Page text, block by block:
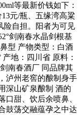
等最新价钱如下：
元/瓶、五缘湾高粱
险自担。阳者为可见
剑南春水晶剑根基
型 产物类型：白酒
地：四川省 原料：
南春酒厂 同品牌其
泸州老窖的酿制身手
深山矿泉酿制 酒的
口甜、饮后余喷鼻、
鼓荡交融蕴孕之中达